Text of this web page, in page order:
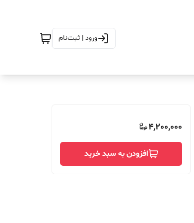
ورود | ثبت‌نام
4,200,000
افزودن به سبد خرید